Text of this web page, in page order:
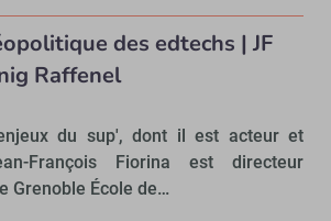
des edtechs | JF
Raffenel
du sup', dont il est acteur et
François Fiorina est directeur
Grenoble École de…